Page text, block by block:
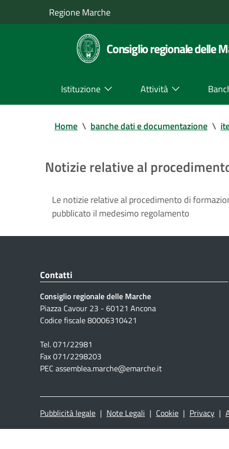
Regione Marche
Consiglio regionale delle
Istituzione Attività
Home \ banche dati e documentazione \
Notizie relative al
Le notizie relative al procedimento di
pubblicato il medesimo regolamento
Contatti
Consiglio regionale delle Marche
Piazza Cavour 23 - 60121 Ancona
Codice fiscale 80006310421
Tel. 071/22981
Fax 071/2298203
PEC assemblea.marche@emarche.it
Pubblicità legale | Note Legali | Cookie | Privacy |